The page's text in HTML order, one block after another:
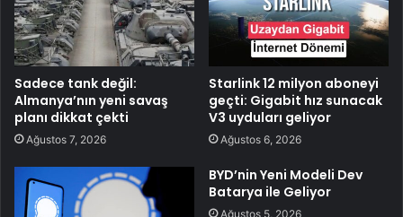
Sadece tank değil:
Almanya’nın yeni savaş
planı dikkat çekti
Ağustos 7, 2026
Starlink 12 milyon aboneyi
geçti: Gigabit hız sunacak
V3 uyduları geliyor
Ağustos 6, 2026
BYD’nin Yeni Modeli Dev
Batarya ile Geliyor
Ağustos 5, 2026